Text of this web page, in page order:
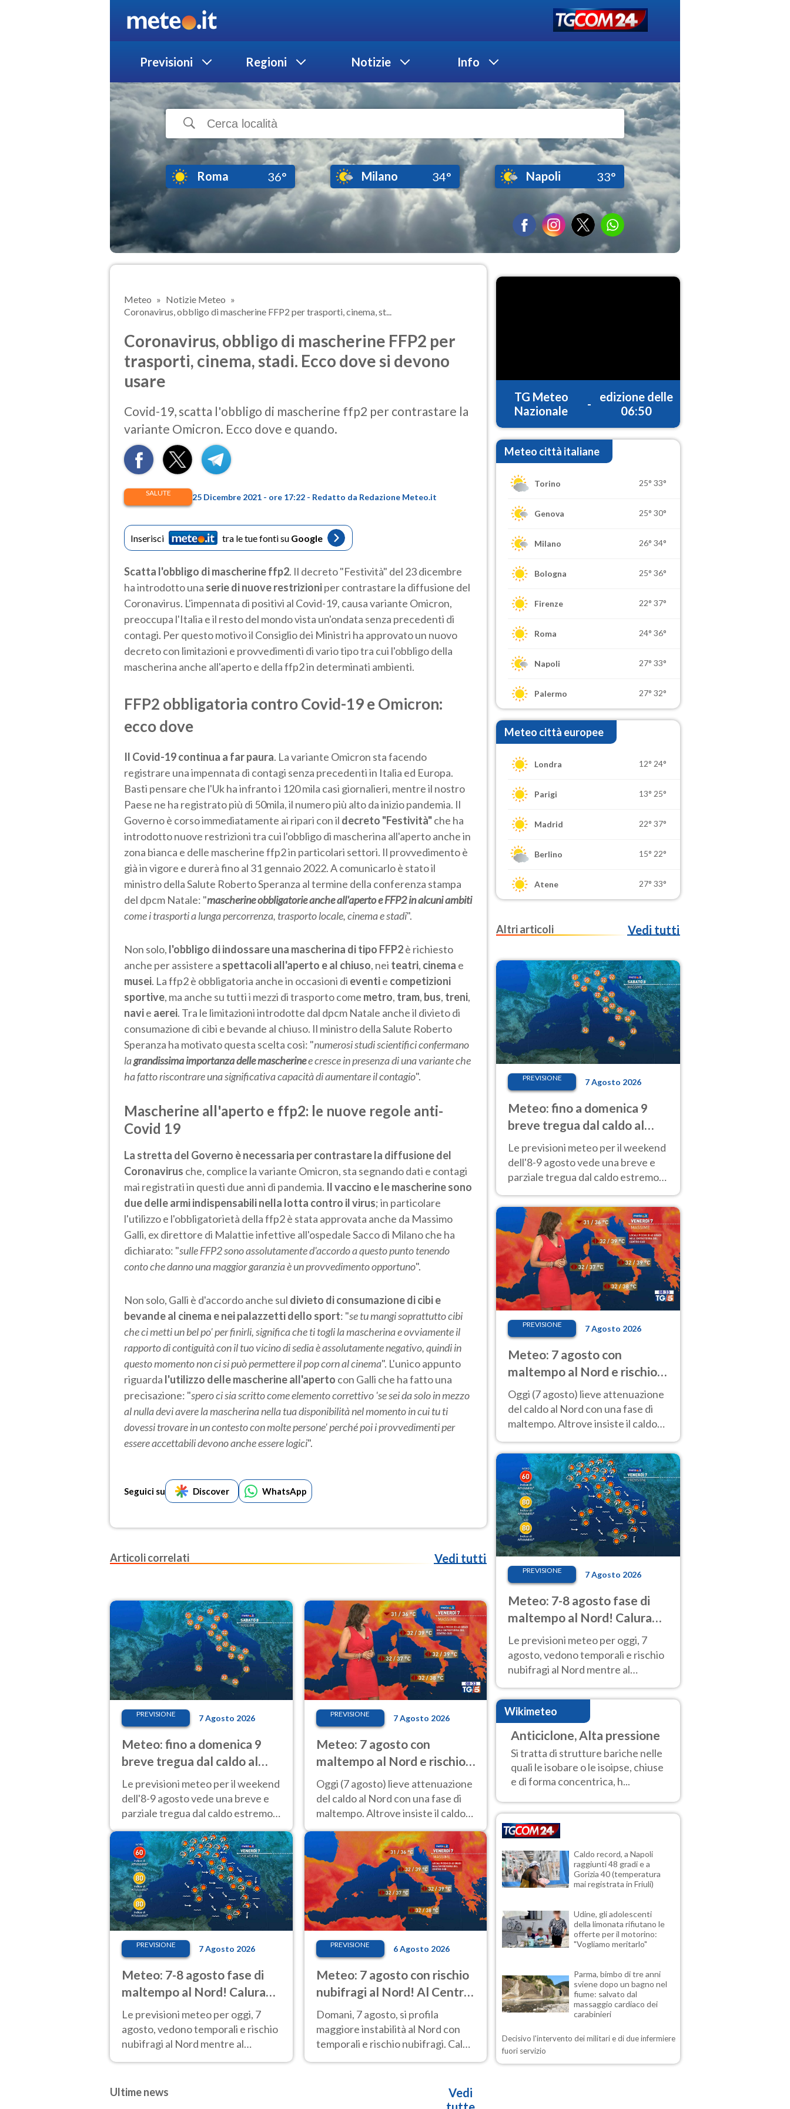
Previsioni Regioni Notizie Info
Roma 36° Milano 34° Napoli 33°
Meteo
Notizie Meteo
Coronavirus, obbligo di mascherine FFP2 per trasporti, cinema, st...
Coronavirus, obbligo di mascherine FFP2 per
trasporti, cinema, stadi. Ecco dove si devono
usare
Covid-19, scatta l'obbligo di mascherine ffp2 per contrastare la
variante Omicron. Ecco dove e quando.
SALUTE 25 Dicembre 2021 - ore 17:22 - Redatto da Redazione Meteo.it
Inserisci tra le tue fonti su Google
Scatta l'obbligo di mascherine ffp2. Il decreto "Festività" del 23 dicembre
ha introdotto una serie di nuove restrizioniper contrastare la diffusione del
Coronavirus. L'impennata di positivi al Covid-19, causa variante Omicron,
preoccupa l'Italia e il resto del mondo vista un'ondata senza precedenti di
contagi. Per questo motivo il Consiglio dei Ministri ha approvato un nuovo
decreto con limitazioni e provvedimenti di vario tipo tra cui l'obbligo della
mascherina anche all'aperto e della ffp2 in determinati ambienti.
FFP2 obbligatoria contro Covid-19 e Omicron:
ecco dove
Il Covid-19 continua a far paura. La variante Omicron sta facendo
registrare una impennata di contagi senza precedenti in Italia ed Europa.
Basti pensare che l'Uk ha infranto i 120 mila casi giornalieri, mentre il nostro
Paese ne ha registrato più di 50mila, il numero più alto da inizio pandemia. Il
Governo è corso immediatamente ai ripari con il decreto "Festività"che ha
introdotto nuove restrizioni tra cui l'obbligo di mascherina all'aperto anche in
zona bianca e delle mascherine ffp2 in particolari settori. Il provvedimento è
già in vigore e durerà fino al 31 gennaio 2022. A comunicarlo è stato il
ministro della Salute Roberto Speranza al termine della conferenza stampa
del dpcm Natale: "mascherine obbligatorie anche all'aperto e FFP2 in alcuni ambiti
come i trasporti a lunga percorrenza, trasporto locale, cinema e stadi".
Non solo, l'obbligo di indossare una mascherina di tipo FFP2è richiesto
anche per assistere a spettacoli all'aperto e al chiuso, nei teatri, cinema e
musei. La ffp2 è obbligatoria anche in occasioni di eventie competizioni
sportive, ma anche su tutti i mezzi di trasporto come metro, tram, bus, treni,
navie aerei. Tra le limitazioni introdotte dal dpcm Natale anche il divieto di
consumazione di cibi e bevande al chiuso. Il ministro della Salute Roberto
Speranza ha motivato questa scelta così: "numerosi studi scientifici confermano
lagrandissima importanza delle mascherinee cresce in presenza di una variante che
ha fatto riscontrare una significativa capacità di aumentare il contagio".
Mascherine all'aperto e ffp2: le nuove regole anti-
Covid 19
La stretta del Governo è necessaria per contrastare la diffusione del
Coronavirus che, complice la variante Omicron, sta segnando dati e contagi
mai registrati in questi due anni di pandemia. Il vaccino e le mascherine sono
due delle armi indispensabili nella lotta contro il virus; in particolare
l'utilizzo e l'obbligatorietà della ffp2 è stata approvata anche da Massimo
Galli, ex direttore di Malattie infettive all'ospedale Sacco di Milano che ha
dichiarato: "sulle FFP2 sono assolutamente d'accordo a questo punto tenendo
conto che danno una maggior garanzia è un provvedimento opportuno".
Non solo, Galli è d'accordo anche sul divieto di consumazione di cibi e
bevande al cinema e nei palazzetti dello sport: "se tu mangi soprattutto cibi
che ci metti un bel po' per finirli, significa che ti togli la mascherina e ovviamente il
rapporto di contiguità con il tuo vicino di sedia è assolutamente negativo, quindi in
questo momento non ci si può permettere il pop cornal cinema". L'unico appunto
riguarda l'utilizzo delle mascherine all'aperto con Galli che ha fatto una
precisazione: "spero ci sia scritto come elemento correttivo 'se sei da solo in mezzo
al nulla devi avere la mascherina nella tua disponibilità nel momento in cui tu ti
dovessi trovare in un contesto con molte persone' perché poi i provvedimenti per
essere accettabili devono anche essere logici".
Seguici su Discover WhatsApp
Articoli correlati Vedi tutti
PREVISIONE 7 Agosto 2026
Meteo: fino a domenica 9
breve tregua dal caldo al
Nord! Altrove calura e afa
Le previsioni meteo per il weekend
dell'8-9 agosto vede una breve e
parziale tregua dal caldo estremo
al Nord mentre altrove persistono
40 gradi.
PREVISIONE 7 Agosto 2026
Meteo: 7 agosto con
maltempo al Nord e rischio
nubifragi. Altrove caldo
estremo
Oggi (7 agosto) lieve attenuazione
del caldo al Nord con una fase di
maltempo. Altrove insiste il caldo
estremo con picchi di 40°C. Le
previsioni
PREVISIONE 7 Agosto 2026
Meteo: 7-8 agosto fase di
maltempo al Nord! Calura
fino a Ferragosto
Le previsioni meteo per oggi, 7
agosto, vedono temporali e rischio
nubifragi al Nord mentre al
PREVISIONE 6 Agosto 2026
Meteo: 7 agosto con rischio
nubifragi al Nord! Al Centro-
Sud caldo estremo
Domani, 7 agosto, si profila
maggiore instabilità al Nord con
temporali e rischio nubifragi. Caldo
Ultime news
Vedi
TG Meteo
Nazionale
-
edizione delle
06:50
Meteo città italiane
Torino 25° 33°
Genova 25° 30°
Milano 26° 34°
Bologna 25° 36°
Firenze 22° 37°
Roma 24° 36°
Napoli 27° 33°
Palermo 27° 32°
Meteo città europee
Londra 12° 24°
Parigi 13° 25°
Madrid 22° 37°
Berlino 15° 22°
Atene 27° 33°
Altri articoli Vedi tutti
PREVISIONE 7 Agosto 2026
Meteo: fino a domenica 9
breve tregua dal caldo al
Nord! Altrove calura e afa
Le previsioni meteo per il weekend
dell'8-9 agosto vede una breve e
parziale tregua dal caldo estremo
40 gradi.
PREVISIONE 7 Agosto 2026
Meteo: 7 agosto con
maltempo al Nord e rischio
nubifragi. Altrove caldo
estremo
Oggi (7 agosto) lieve attenuazione
del caldo al Nord con una fase di
maltempo. Altrove insiste il caldo
previsioni
PREVISIONE 7 Agosto 2026
Meteo: 7-8 agosto fase di
maltempo al Nord! Calura
fino a Ferragosto
Le previsioni meteo per oggi, 7
agosto, vedono temporali e rischio
nubifragi al Nord mentre al
Centro-Sud sole e caldo sempre
molto intenso.
Wikimeteo
Anticiclone, Alta pressione
Si tratta di strutture bariche nelle
quali le isobare o le isoipse, chiuse
e di forma concentrica, h...
Caldo record, a Napoli
raggiunti 48 gradi e a
Gorizia 40 (temperatura
mai registrata in Friuli)
Udine, gli adolescenti
della limonata rifiutano le
offerte per il motorino:
"Vogliamo meritarlo"
Parma, bimbo di tre anni
sviene dopo un bagno nel
fiume: salvato dal
massaggio cardiaco dei
carabinieri
Decisivo l'intervento dei militari e di due infermiere
fuori servizio